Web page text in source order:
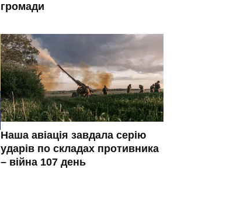
громади
Наша авіація завдала серію
ударів по складах противника
– війна 107 день